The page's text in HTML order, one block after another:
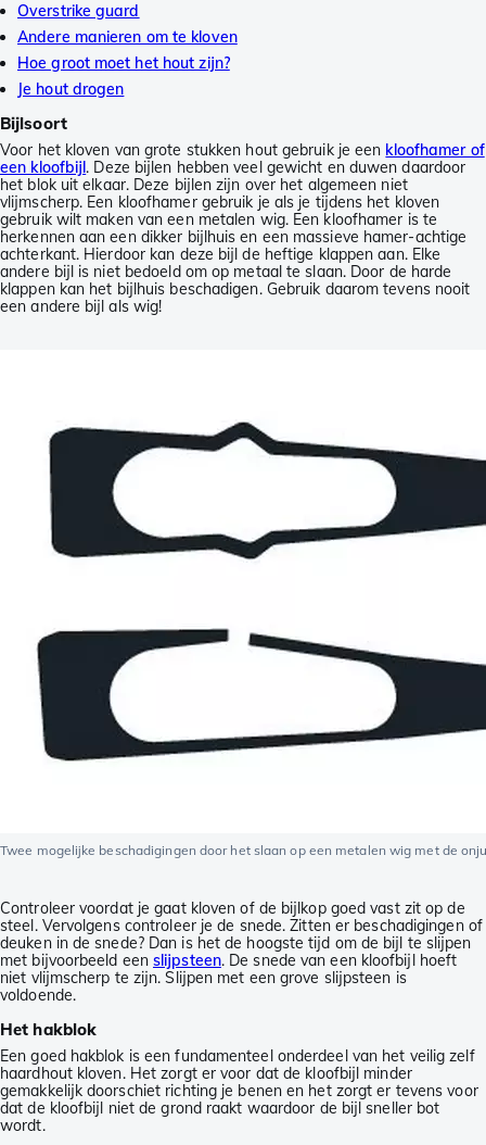
Overstrike guard
Andere manieren om te kloven
Hoe groot moet het hout zijn?
Je hout drogen
Bijlsoort
Voor het kloven van grote stukken hout gebruik je een kloofhamer of
een kloofbijl. Deze bijlen hebben veel gewicht en duwen daardoor
het blok uit elkaar. Deze bijlen zijn over het algemeen niet
vlijmscherp. Een kloofhamer gebruik je als je tijdens het kloven
gebruik wilt maken van een metalen wig. Een kloofhamer is te
herkennen aan een dikker bijlhuis en een massieve hamer-achtige
achterkant. Hierdoor kan deze bijl de heftige klappen aan. Elke
andere bijl is niet bedoeld om op metaal te slaan. Door de harde
klappen kan het bijlhuis beschadigen. Gebruik daarom tevens nooit
een andere bijl als wig!
Twee mogelijke beschadigingen door het slaan op een metalen wig met de
Controleer voordat je gaat kloven of de bijlkop goed vast zit op de
steel. Vervolgens controleer je de snede. Zitten er beschadigingen of
deuken in de snede? Dan is het de hoogste tijd om de bijl te slijpen
met bijvoorbeeld een slijpsteen. De snede van een kloofbijl hoeft
niet vlijmscherp te zijn. Slijpen met een grove slijpsteen is
voldoende.
Het hakblok
Een goed hakblok is een fundamenteel onderdeel van het veilig zelf
haardhout kloven. Het zorgt er voor dat de kloofbijl minder
gemakkelijk doorschiet richting je benen en het zorgt er tevens voor
dat de kloofbijl niet de grond raakt waardoor de bijl sneller bot
wordt.